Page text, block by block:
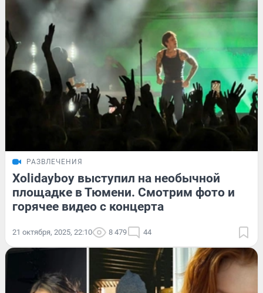
РАЗВЛЕЧЕНИЯ
Xolidayboy выступил на необычной
площадке в Тюмени. Смотрим фото и
горячее видео с концерта
21 октября, 2025, 22:10 8 479 44